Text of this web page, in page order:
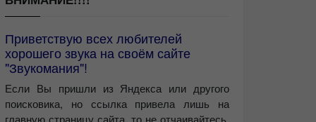
Приветствую всех любителей
хорошего звука на своём сайте
"Звукомания"!
Если Вы пришли из Яндекса или другого
поисковика, но ссылка привела лишь на
главную страницу сайта, то не отчаивайтесь,